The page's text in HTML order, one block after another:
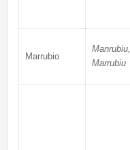
Marrubio
Manrubiu,
Marrubiu